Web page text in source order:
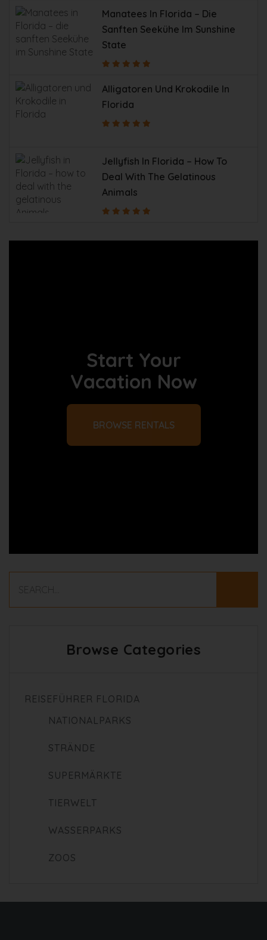
Manatees In Florida – Die
Sanften Seekühe Im Sunshine
State
Alligatoren Und Krokodile In
Florida
Jellyfish In Florida – How To
Deal With The Gelatinous
Animals
Start Your
Vacation Now
BROWSE RENTALS
Browse Categories
REISEFÜHRER FLORIDA
NATIONALPARKS
STRÄNDE
SUPERMÄRKTE
TIERWELT
WASSERPARKS
ZOOS